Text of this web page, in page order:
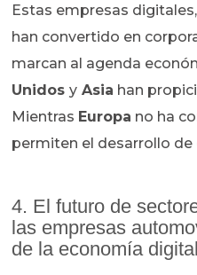
Estas empresas
han convertido en
marcan al agenda
Unidosy Asia han
Mientras Europa no ha
permiten el desarrollo
4. El futuro de
las empresas
de la economía digital